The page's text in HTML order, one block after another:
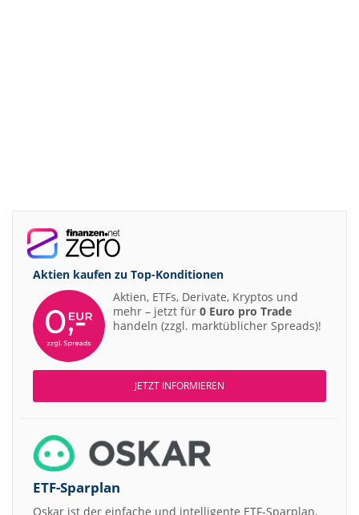
Aktien kaufen zu Top-Konditionen
Aktien, ETFs, Derivate, Kryptos und
mehr – jetzt für 0 Euro pro Trade
handeln (zzgl. marktüblicher Spreads)!
JETZT INFORMIEREN
ETF-Sparplan
Oskar ist der einfache und intelligente ETF-Sparplan.